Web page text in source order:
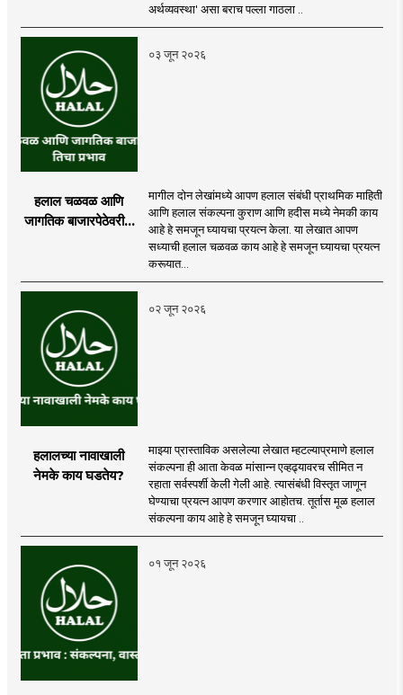
अर्थव्यवस्था' असा बराच पल्ला गाठला ..
०३ जून २०२६
हलाल चळवळ आणि
जागतिक बाजारपेठेवरील
मागील दोन लेखांमध्ये आपण हलाल संबंधी प्राथमिक माहिती
आणि हलाल संकल्पना कुराण आणि हदीस मध्ये नेमकी काय
आहे हे समजून घ्यायचा प्रयत्न केला. या लेखात आपण
सध्याची हलाल चळवळ काय आहे हे समजून घ्यायचा प्रयत्न
करूयात...
०२ जून २०२६
हलालच्या नावाखाली
नेमके काय घडतेय?
माझ्या प्रास्ताविक असलेल्या लेखात म्हटल्याप्रमाणे हलाल
संकल्पना ही आता केवळ मांसान्न एव्हढ्यावरच सीमित न
रहाता सर्वस्पर्शी केली गेली आहे. त्यासंबंधी विस्तृत जाणून
घेण्याचा प्रयत्न आपण करणार आहोतच. तूर्तास मूळ हलाल
संकल्पना काय आहे हे समजून घ्यायचा ..
०१ जून २०२६